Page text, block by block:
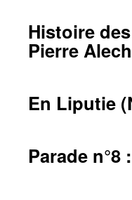
Histoire
Pierre
En Liputie
Parade